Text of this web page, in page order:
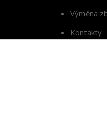
Výměna
Kontakty